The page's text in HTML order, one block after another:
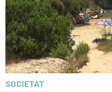
SOCIETAT